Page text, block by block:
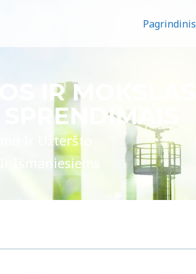
Pagrindinis
IR MOKSLAS
Ir Užteršto
Išmaniesiems